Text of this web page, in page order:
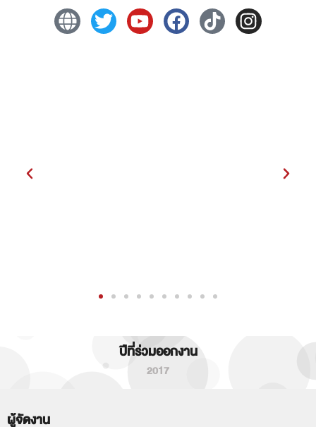
ปีที่ร่วมออกงาน
2017
ผู้จัดงาน